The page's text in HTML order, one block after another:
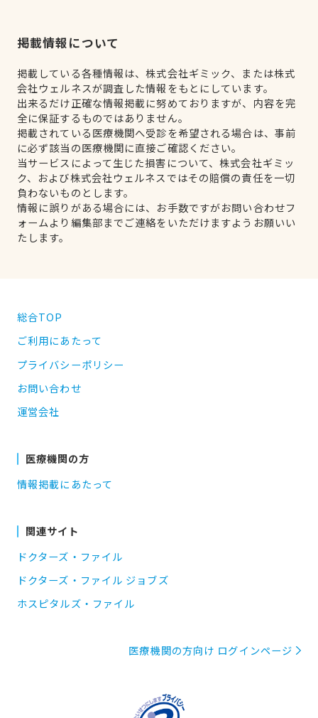
掲載情報について
掲載している各種情報は、株式会社ギミック、または株式
会社ウェルネスが調査した情報をもとにしています。
出来るだけ正確な情報掲載に努めておりますが、内容を完
全に保証するものではありません。
掲載されている医療機関へ受診を希望される場合は、事前
に必ず該当の医療機関に直接ご確認ください。
当サービスによって生じた損害について、株式会社ギミッ
ク、および株式会社ウェルネスではその賠償の責任を一切
負わないものとします。
情報に誤りがある場合には、お手数ですがお問い合わせフ
ォームより編集部までご連絡をいただけますようお願いい
たします。
総合TOP
ご利用にあたって
プライバシーポリシー
お問い合わせ
運営会社
医療機関の方
情報掲載にあたって
関連サイト
ドクターズ・ファイル
ドクターズ・ファイル ジョブズ
ホスピタルズ・ファイル
医療機関の方向け ログインページ